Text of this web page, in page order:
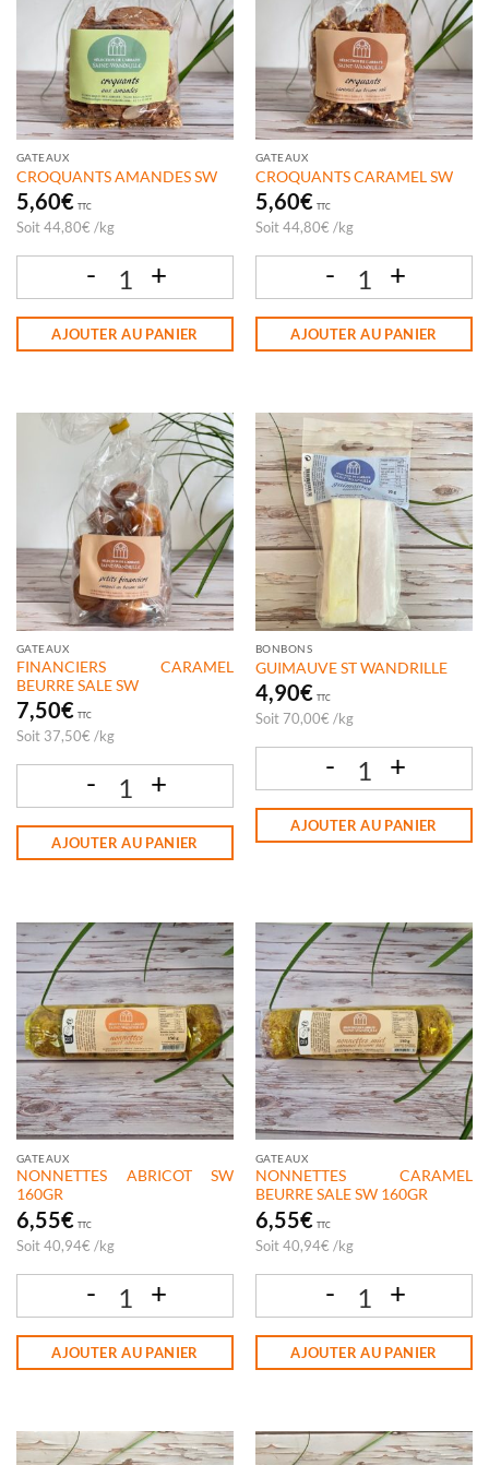
GATEAUX
CROQUANTS AMANDES SW
5,60€ TTC
Soit 44,80€ /kg
AJOUTER AU PANIER
GATEAUX
CROQUANTS CARAMEL SW
5,60€ TTC
Soit 44,80€ /kg
AJOUTER AU PANIER
GATEAUX
FINANCIERS CARAMEL
BEURRE SALE SW
7,50€ TTC
Soit 37,50€ /kg
quantité de FINANCIERS CARAMEL BEURRE SALE SW
AJOUTER AU PANIER
BONBONS
GUIMAUVE ST WANDRILLE
4,90€ TTC
Soit 70,00€ /kg
AJOUTER AU PANIER
GATEAUX
NONNETTES ABRICOT SW
160GR
6,55€ TTC
Soit 40,94€ /kg
AJOUTER AU PANIER
GATEAUX
NONNETTES CARAMEL
BEURRE SALE SW 160GR
6,55€ TTC
Soit 40,94€ /kg
AJOUTER AU PANIER